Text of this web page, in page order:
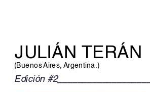
JULIÁN TERÁN
(Buenos Aires, Argentina.)
Edición